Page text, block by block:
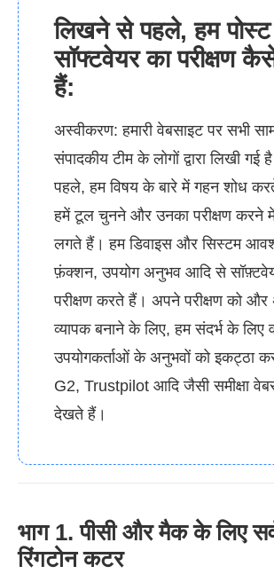
लिखने से पहले, हम
सॉफ्टवेयर का परीक्षण
हैं:
अस्वीकरण: हमारी वेबसाइट पर सभी
संपादकीय टीम के लोगों द्वारा लिखी
पहले, हम विषय के बारे में गहन शोध
हमें टूल चुनने और उनका परीक्षण करने
लगते हैं। हम डिवाइस और सिस्टम
फ़ंक्शन, उपयोग अनुभव आदि से
परीक्षण करते हैं। अपने परीक्षण को
व्यापक बनाने के लिए, हम संदर्भ के लिए
उपयोगकर्ताओं के अनुभवों को इकट्ठा
G2, Trustpilot आदि जैसी समीक्षा
देखते हैं।
भाग 1. पीसी और मैक के लिए
रिंगटोन कटर